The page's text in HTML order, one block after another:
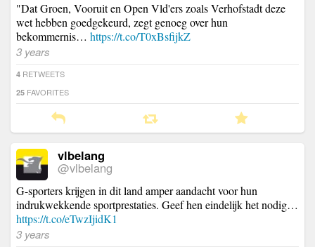
"Dat Groen, Vooruit en Open Vld'ers zoals Verhofstadt deze
wet hebben goedgekeurd, zegt genoeg over hun
bekommernis… https://t.co/T0xBsfijkZ
3 years
4 RETWEETS
25 FAVORITES
vlbelang
@vlbelang
G-sporters krijgen in dit land amper aandacht voor hun
indrukwekkende sportprestaties. Geef hen eindelijk het nodig…
https://t.co/eTwzIjidK1
3 years